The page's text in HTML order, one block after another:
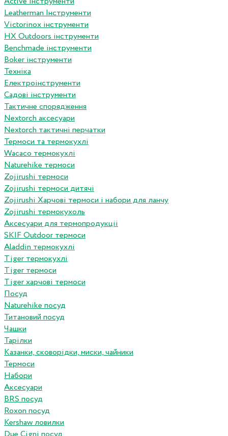
Leatherman Інструменти
Victorinox інструменти
HX Outdoors інструменти
Benchmade інструменти
Boker інструменти
Техніка
Електроінструменти
Садові інструменти
Тактичне спорядження
Nextorch аксесуари
Nextorch тактичні перчатки
Термоси та термокухлі
Wacaco термокухлі
Naturehike термоси
Zojirushi термоси
Zojirushi термоси дитячі
Zojirushi Харчові термоси і набори для ланчу
Zojirushi термокухоль
Аксесуари для термопродукціі
SKIF Outdoor термоси
Aladdin термокухлі
Tiger термокухлі
Tiger термоси
Tiger харчові термоси
Посуд
Naturehike посуд
Титановий посуд
Чашки
Тарілки
Казанки, сковорідки, миски, чайники
Термоси
Набори
Аксесуари
BRS посуд
Roxon посуд
Kershaw ловилки